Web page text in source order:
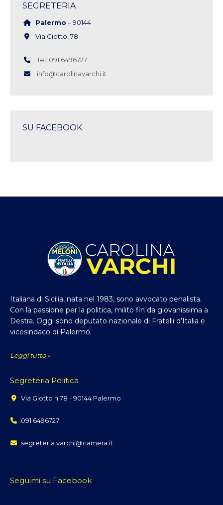
SEGRETERIA
Palermo – 90144
Via Giotto, 78
Tel: 091 6496727
info@carolinavarchi.it
SU FACEBOOK
Italiana di Sicilia, nata nel 1983, sono avvocato penalista.
Con la passione per la politica, milito fin da giovanissima a
Destra. Oggi sono deputato nazionale di Fratelli d’Italia e
vicesindaco di Palermo.
Leggi tutto »
Segreteria Politica
Via Giotto n.78 - 90144 Palermo
091 6496727
segreteria.varchi@camera.it
Seguimi su Facebook